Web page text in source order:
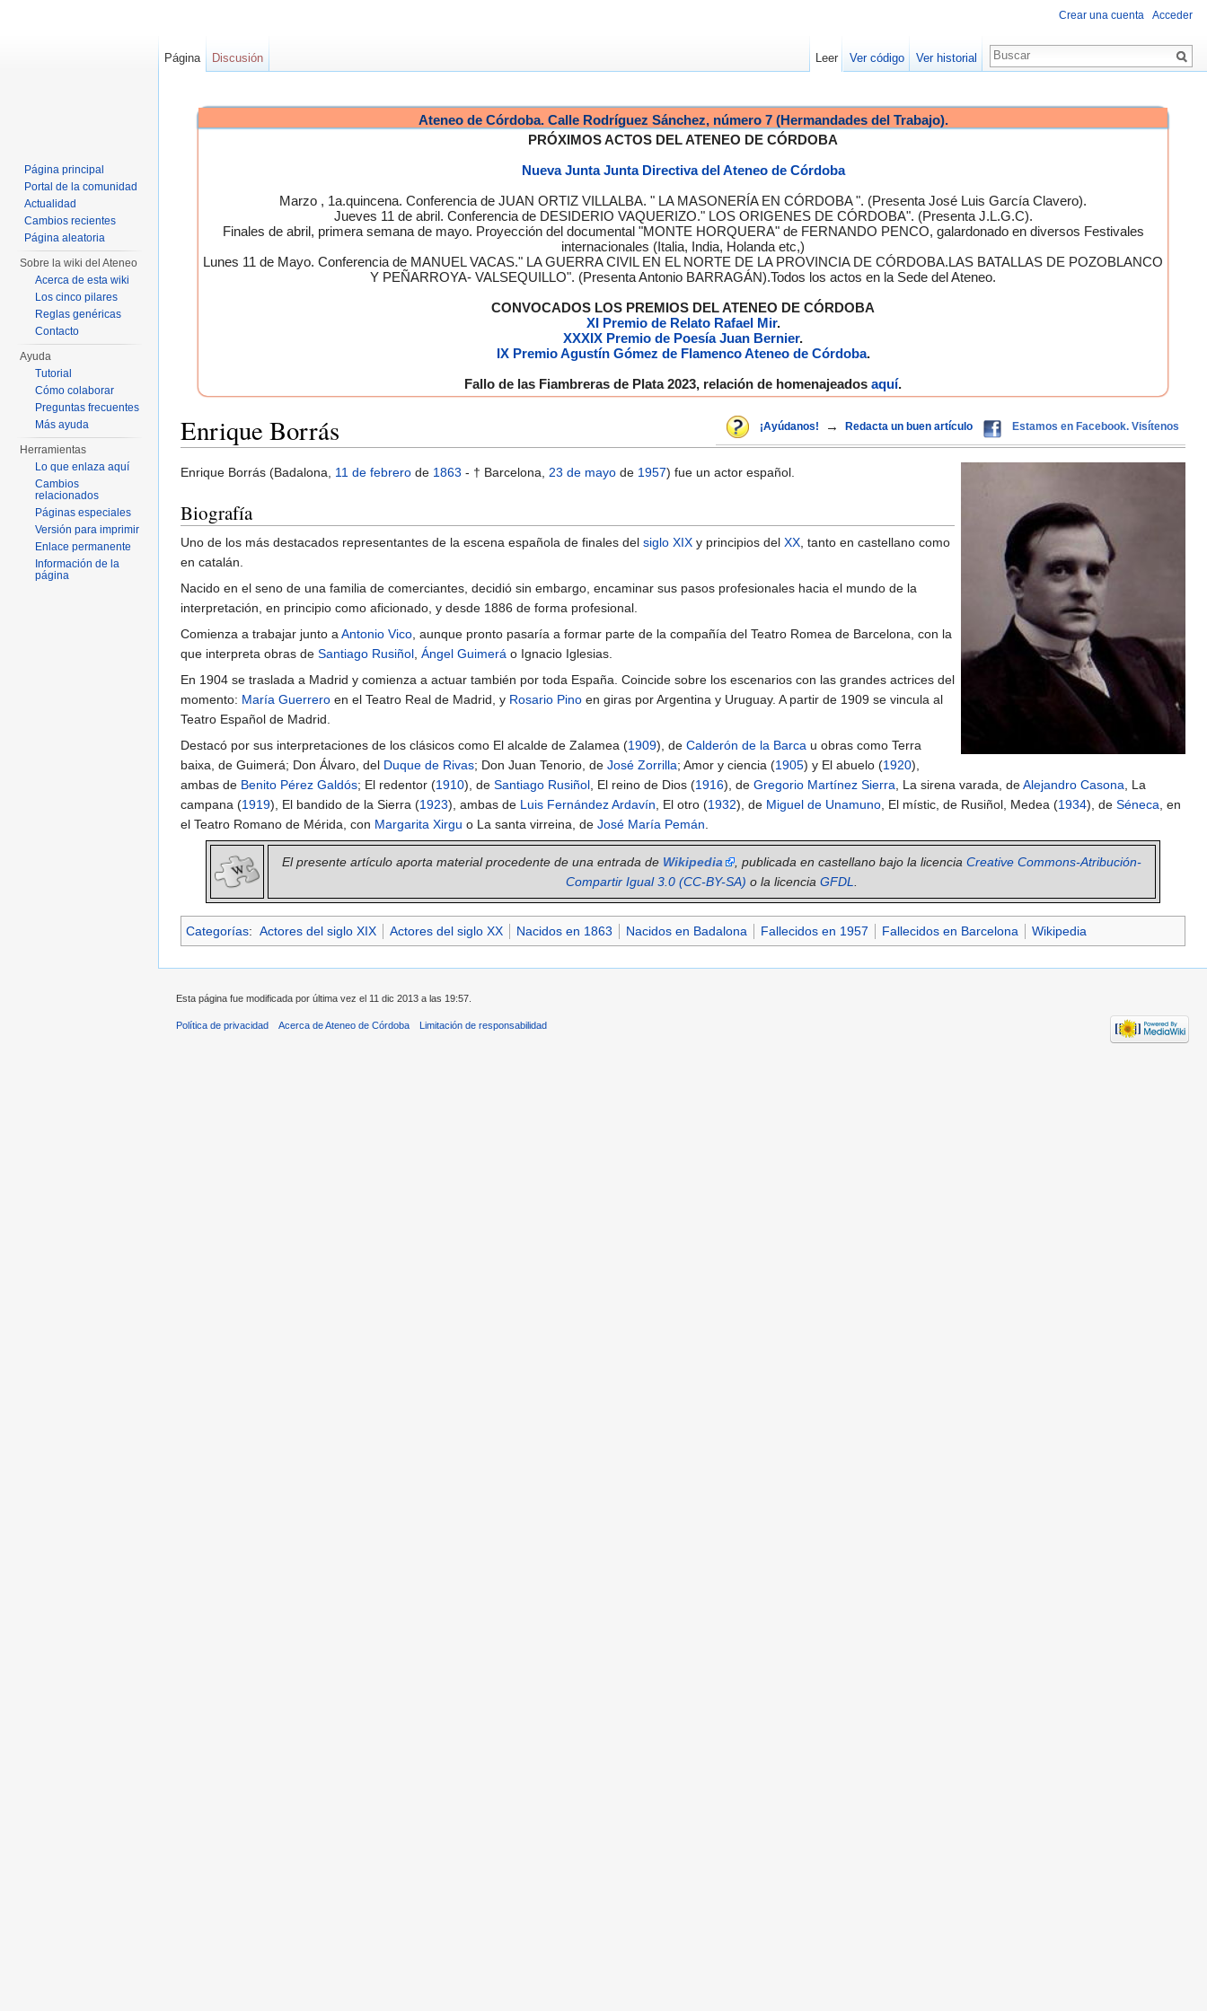
Ateneo de Córdoba. Calle Rodríguez Sánchez, número 7 (Hermandades del Trabajo).
PRÓXIMOS ACTOS DEL ATENEO DE CÓRDOBA
Nueva Junta Junta Directiva del Ateneo de Córdoba
Marzo , 1a.quincena. Conferencia de JUAN ORTIZ VILLALBA. " LA MASONERÍA EN CÓRDOBA ". (Presenta José Luis García Clavero).
Jueves 11 de abril. Conferencia de DESIDERIO VAQUERIZO." LOS ORIGENES DE CÓRDOBA". (Presenta J.L.G.C).
Finales de abril, primera semana de mayo. Proyección del documental "MONTE HORQUERA" de FERNANDO PENCO, galardonado en diversos Festivales
internacionales (Italia, India, Holanda etc,)
Lunes 11 de Mayo. Conferencia de MANUEL VACAS." LA GUERRA CIVIL EN EL NORTE DE LA PROVINCIA DE CÓRDOBA.LAS BATALLAS DE POZOBLANCO
Y PEÑARROYA- VALSEQUILLO". (Presenta Antonio BARRAGÁN).Todos los actos en la Sede del Ateneo.
CONVOCADOS LOS PREMIOS DEL ATENEO DE CÓRDOBA
XI Premio de Relato Rafael Mir.
XXXIX Premio de Poesía Juan Bernier.
IX Premio Agustín Gómez de Flamenco Ateneo de Córdoba.
Fallo de las Fiambreras de Plata 2023, relación de homenajeados aquí.
¡Ayúdanos! → Redacta un buen artículo Estamos en Facebook. Visítenos
Enrique Borrás
Enrique Borrás (Badalona, 11 de febrero de 1863 - † Barcelona, 23 de mayo de 1957) fue un actor español.
Biografía
Uno de los más destacados representantes de la escena española de finales del siglo XIX y principios del XX, tanto en castellano como
en catalán.
Nacido en el seno de una familia de comerciantes, decidió sin embargo, encaminar sus pasos profesionales hacia el mundo de la
interpretación, en principio como aficionado, y desde 1886 de forma profesional.
Comienza a trabajar junto aAntonio Vico, aunque pronto pasaría a formar parte de la compañía del Teatro Romea de Barcelona, con la
que interpreta obras de Santiago Rusiñol, Ángel Guimerá o Ignacio Iglesias.
En 1904 se traslada a Madrid y comienza a actuar también por toda España. Coincide sobre los escenarios con las grandes actrices del
momento: María Guerrero en el Teatro Real de Madrid, y Rosario Pino en giras por Argentina y Uruguay. A partir de 1909 se vincula al
Teatro Español de Madrid.
Destacó por sus interpretaciones de los clásicos como El alcalde de Zalamea (1909), de Calderón de la Barca u obras como Terra
baixa, de Guimerá; Don Álvaro, del Duque de Rivas; Don Juan Tenorio, de José Zorrilla; Amor y ciencia (1905) y El abuelo (1920),
ambas de Benito Pérez Galdós; El redentor (1910), de Santiago Rusiñol, El reino de Dios (1916), de Gregorio Martínez Sierra, La sirena varada, deAlejandro Casona, La
campana (1919), El bandido de la Sierra (1923), ambas de Luis Fernández Ardavín, El otro (1932), de Miguel de Unamuno, El místic, de Rusiñol, Medea (1934), de Séneca, en
el Teatro Romano de Mérida, con Margarita Xirgu o La santa virreina, de José María Pemán.
El presente artículo aporta material procedente de una entrada de Wikipedia , publicada en castellano bajo la licencia Creative Commons-Atribución-
Compartir Igual 3.0 (CC-BY-SA) o la licencia GFDL.
Categorías: Actores del siglo XIX Actores del siglo XX Nacidos en 1863 Nacidos en Badalona Fallecidos en 1957 Fallecidos en Barcelona Wikipedia
Crear una cuenta Acceder
Página Discusión Leer Ver código Ver historial
Página principal
Portal de la comunidad
Actualidad
Cambios recientes
Página aleatoria
Sobre la wiki del Ateneo
Acerca de esta wiki
Los cinco pilares
Reglas genéricas
Contacto
Ayuda
Tutorial
Cómo colaborar
Preguntas frecuentes
Más ayuda
Herramientas
Lo que enlaza aquí
Cambios
relacionados
Páginas especiales
Versión para imprimir
Enlace permanente
Información de la
página
Esta página fue modificada por última vez el 11 dic 2013 a las 19:57.
Política de privacidad Acerca de Ateneo de Córdoba Limitación de responsabilidad